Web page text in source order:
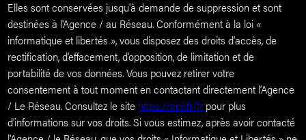
Elles sont conservées jusqu'à demande de suppression et sont
destinées à l'Agence / au Réseau. Conformément à la loi «
informatique et libertés », vous disposez des droits d’accès, de
rectification, d’effacement, d’opposition, de limitation et de
portabilité de vos données. Vous pouvez retirer votre
consentement à tout moment en contactant directement l’Agence
/ Le Réseau. Consultez le site https://cnil.fr/fr pour plus
d’informations sur vos droits. Si vous estimez, après avoir contacté